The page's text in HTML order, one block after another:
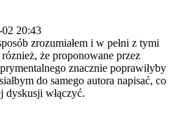
20:43
zrozumiałem i w pełni z tymi
że proponowane przez
o znacznie poprawiłyby
do samego autora napisać, co
dyskusji włączyć.